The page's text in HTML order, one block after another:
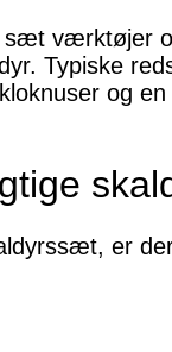
værktøjer
Typiske
og
er